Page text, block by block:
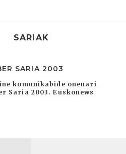
SARIAK
SARIA 2003
komunikabide onenari
Saria 2003. Euskonews